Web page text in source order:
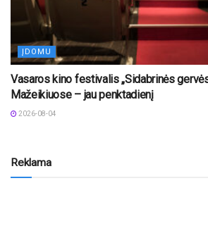
ĮDOMU
Vasaros kino festivalis „Sidabrinės
Mažeikiuose – jau penktadienį
2026-08-04
Reklama